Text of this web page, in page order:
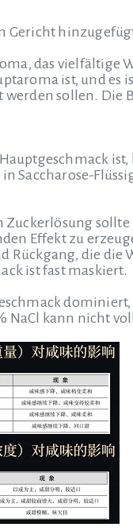
Gericht
das
ist, und
sollen. Die
in Saccharose-
Zuckerlösung
Effekt zu
Rückgang, die
ist fast maskiert.
NaCl kann nicht